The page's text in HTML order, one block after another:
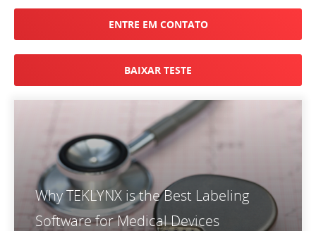
ENTRE EM CONTATO
BAIXAR TESTE
Why TEKLYNX is the Best Labeling
Software for Medical Devices